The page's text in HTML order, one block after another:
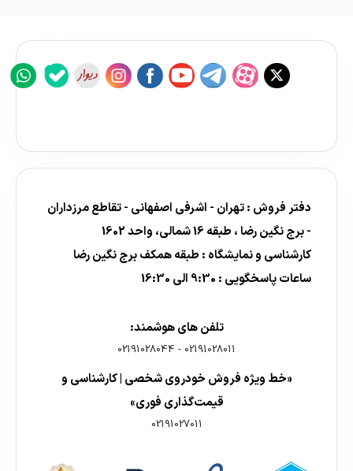
دفتر فروش : تهران - اشرفی اصفهانی - تقاطع مرزداران
- برج نگین رضا ، طبقه 16 شمالی، واحد 1602
کارشناسی و نمایشگاه : طبقه همکف برج نگین رضا
ساعات پاسخگویی : 9:30 الی 16:30
تلفن های هوشمند:
02191028011
-
02191028044
«خط ویژه فروش خودروی شخصی | کارشناسی و
قیمت‌گذاری فوری»
02191027011